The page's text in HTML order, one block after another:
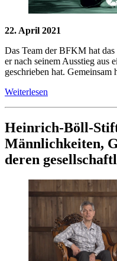
22. April 2021
Das Team der BFKM hat das
er nach seinem Ausstieg aus
geschrieben hat.
Weiterlesen
Heinrich-Böll-
Männlichkeiten,
deren